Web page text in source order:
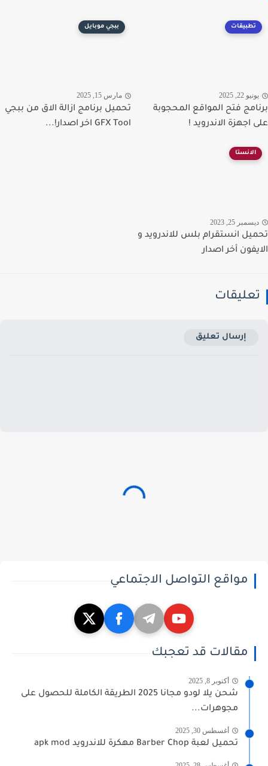
تطبيقات
22, 2025
فتح المواقع المحجوبة
اجهزة الاندرويد !
ببجي موبايل
مارس 15, 2025
تحميل برنامج ازالة الاق من ببجي
GFX Tool اخر اصدار!...
الانستا
25, 2023
انستقرام بلس للاندرويد و
أخر اصدار
إرسال تعليق
مواقع التواصل الاجتماعي
مقالات قد تعجبك
أكتوبر 8, 2025
شحن يلا لودو مجانا 2025 الطريقة الكاملة للحصول على
مجوهرات...
أغسطس 30, 2025
تحميل لعبة Barber Chop مهكرة للاندرويد apk mod